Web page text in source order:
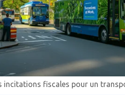
incitations fiscales pour un